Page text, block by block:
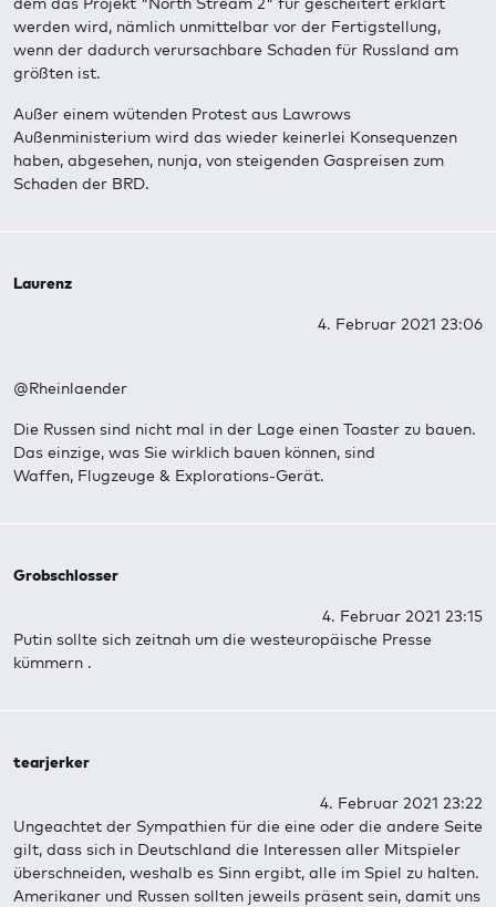
werden wird, nämlich unmittelbar vor der Fertigstellung,
wenn der dadurch verursachbare Schaden für Russland am
größten ist.
Außer einem wütenden Protest aus Lawrows
Außenministerium wird das wieder keinerlei Konsequenzen
haben, abgesehen, nunja, von steigenden Gaspreisen zum
Schaden der BRD.
Laurenz
4. Februar 2021 23:06
@Rheinlaender
Die Russen sind nicht mal in der Lage einen Toaster zu bauen.
Das einzige, was Sie wirklich bauen können, sind
Waffen, Flugzeuge & Explorations-Gerät.
Grobschlosser
4. Februar 2021 23:15
Putin sollte sich zeitnah um die westeuropäische Presse
kümmern .
tearjerker
4. Februar 2021 23:22
Ungeachtet der Sympathien für die eine oder die andere Seite
gilt, dass sich in Deutschland die Interessen aller Mitspieler
überschneiden, weshalb es Sinn ergibt, alle im Spiel zu halten.
Amerikaner und Russen sollten jeweils präsent sein, damit uns